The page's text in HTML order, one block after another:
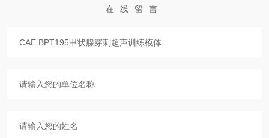
在线留言